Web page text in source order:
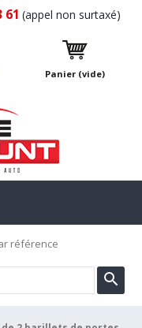
61 (appel non surtaxé)
Panier (vide)
référence